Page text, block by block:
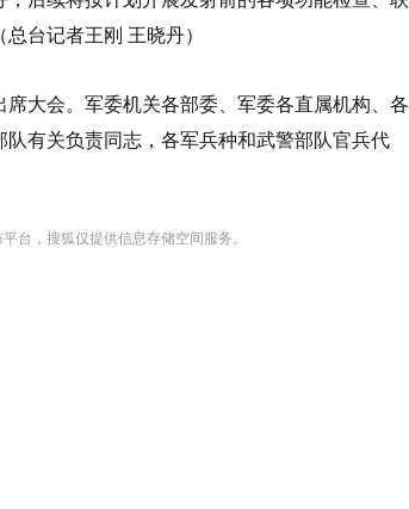
台记者王刚 王晓丹）
大会。军委机关各部委、军委各直属机构、各
有关负责同志，各军兵种和武警部队官兵代
台，搜狐仅提供信息存储空间服务。